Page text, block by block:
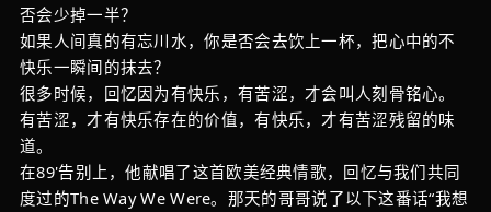
否会少掉一半？
如果人间真的有忘川水，你是否会去饮上一杯，把心中的不
快乐一瞬间的抹去？
很多时候，回忆因为有快乐，有苦涩，才会叫人刻骨铭心。
有苦涩，才有快乐存在的价值，有快乐，才有苦涩残留的味
道。
在89'告别上，他献唱了这首欧美经典情歌，回忆与我们共同
度过的The Way We Were。那天的哥哥说了以下这番话“我想